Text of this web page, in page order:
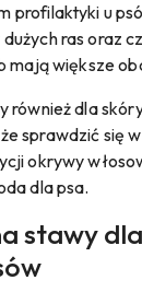
profilaktyki u
ras oraz
mają większe
również dla
sprawdzić się
okrywy
dla psa.
stawy